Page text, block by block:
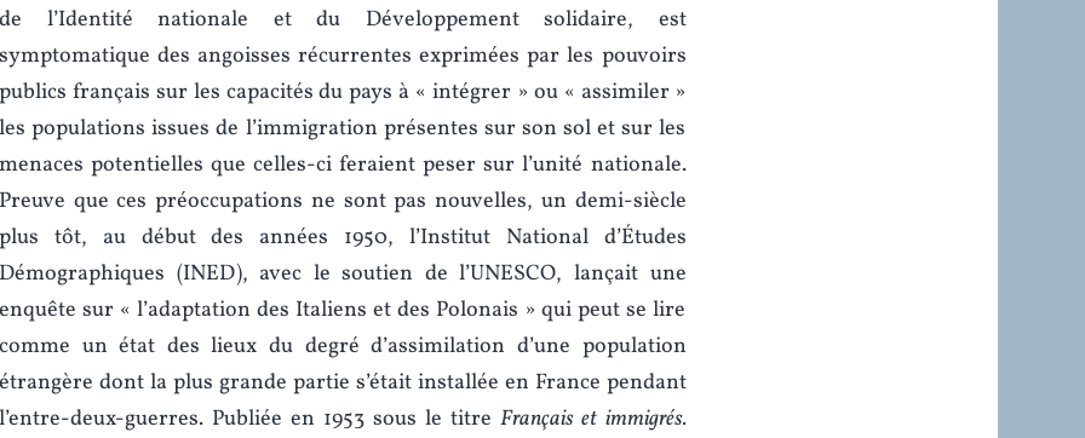
de l’Identité nationale et du Développement solidaire, est
symptomatique des angoisses récurrentes exprimées par les pouvoirs
publics français sur les capacités du pays à « intégrer » ou « assimiler »
les populations issues de l’immigration présentes sur son sol et sur les
menaces potentielles que celles-ci feraient peser sur l’unité nationale.
Preuve que ces préoccupations ne sont pas nouvelles, un demi-siècle
plus tôt, au début des années 1950, l’Institut National d’Études
Démographiques (INED), avec le soutien de l’UNESCO, lançait une
enquête sur « l’adaptation des Italiens et des Polonais » qui peut se lire
comme un état des lieux du degré d’assimilation d’une population
étrangère dont la plus grande partie s’était installée en France pendant
l’entre-deux-guerres. Publiée en 1953 sous le titreFrançais et immigrés.